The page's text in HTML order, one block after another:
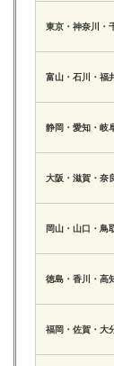
東京・神奈川・
富山・石川・福
静岡・愛知・岐
大阪・滋賀・奈
岡山・山口・鳥
徳島・香川・高
福岡・佐賀・大